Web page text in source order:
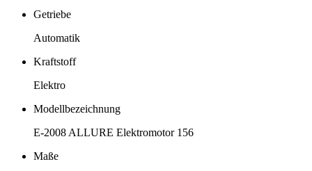
Getriebe
Automatik
Kraftstoff
Elektro
Modellbezeichnung
E-2008 ALLURE Elektromotor 156
Maße